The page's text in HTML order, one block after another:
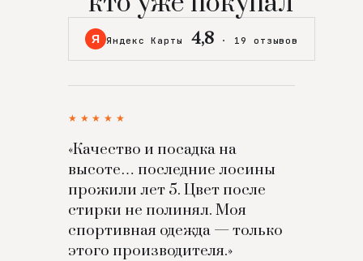
Я Яндекс Карты 4,8 · 19 отзывов
★★★★★
«Качество и посадка на
высоте… последние лосины
прожили лет 5. Цвет после
стирки не полинял. Моя
спортивная одежда — только
этого производителя.»